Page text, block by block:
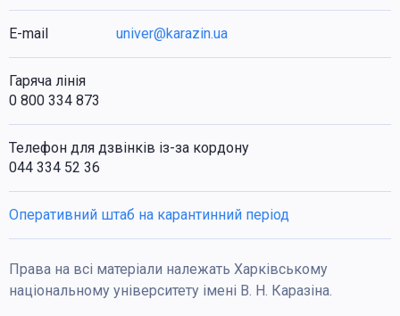
E-mail univer@karazin.ua
Гаряча лінія
0 800 334 873
Телефон для дзвінків із-за кордону
044 334 52 36
Оперативний штаб на карантинний період
Права на всі матеріали належать Харківському
національному університету імені В. Н. Каразіна.